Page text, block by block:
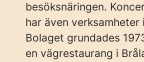
besöksnäringen.
har även
Bolaget grundades
en vägrestaurang i